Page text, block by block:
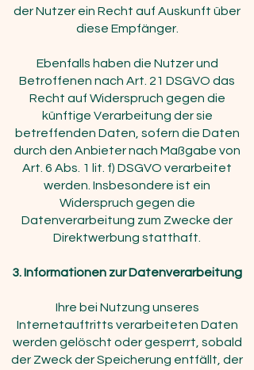
der Nutzer ein Recht auf Auskunft über
diese Empfänger.
Ebenfalls haben die Nutzer und
Betroffenen nach Art. 21 DSGVO das
Recht auf Widerspruch gegen die
künftige Verarbeitung der sie
betreffenden Daten, sofern die Daten
durch den Anbieter nach Maßgabe von
Art. 6 Abs. 1 lit. f) DSGVO verarbeitet
werden. Insbesondere ist ein
Widerspruch gegen die
Datenverarbeitung zum Zwecke der
Direktwerbung statthaft.
3. Informationen zur Datenverarbeitung
Ihre bei Nutzung unseres
Internetauftritts verarbeiteten Daten
werden gelöscht oder gesperrt, sobald
der Zweck der Speicherung entfällt, der